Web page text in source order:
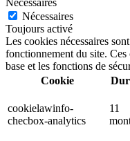
Nécessaires
Toujours activé
Les cookies nécessaires
fonctionnement du site.
base et les fonctions de
Cookie
cookielawinfo-
checbox-analytics
11